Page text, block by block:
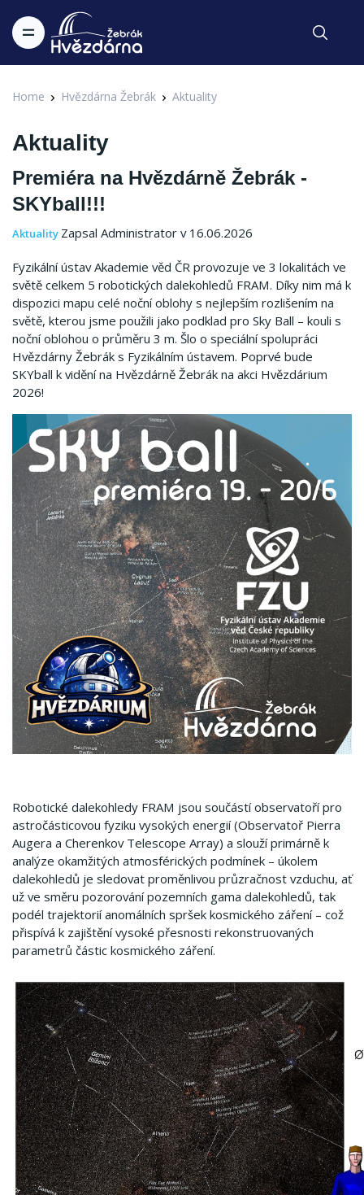
Home Hvězdárna Žebrák Aktuality
Aktuality
Premiéra na Hvězdárně Žebrák -
SKYball!!!
Aktuality Zapsal Administrator v 16.06.2026
Fyzikální ústav Akademie věd ČR provozuje ve 3 lokalitách ve
světě celkem 5 robotických dalekohledů FRAM. Díky nim má k
dispozici mapu celé noční oblohy s nejlepším rozlišením na
světě, kterou jsme použili jako podklad pro Sky Ball – kouli s
noční oblohou o průměru 3 m. Šlo o speciální spolupráci
Hvězdárny Žebrák s Fyzikálním ústavem. Poprvé bude
SKYball k vidění na Hvězdárně Žebrák na akci Hvězdárium
2026!
Robotické dalekohledy FRAM jsou součástí observatoří pro
astročásticovou fyziku vysokých energií (Observatoř Pierra
Augera a Cherenkov Telescope Array) a slouží primárně k
analýze okamžitých atmosférických podmínek – úkolem
dalekohledů je sledovat proměnlivou průzračnost vzduchu, ať
už ve směru pozorování pozemních gama dalekohledů, tak
podél trajektorií anomálních spršek kosmického záření – což
přispívá k zajištění vysoké přesnosti rekonstruovaných
parametrů částic kosmického záření.